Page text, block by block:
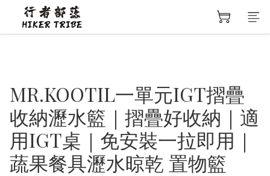
MR.KOOTIL一單元IGT摺疊
收納瀝水籃｜摺疊好收納｜適
用IGT桌｜免安裝一拉即用｜
蔬果餐具瀝水晾乾 置物籃